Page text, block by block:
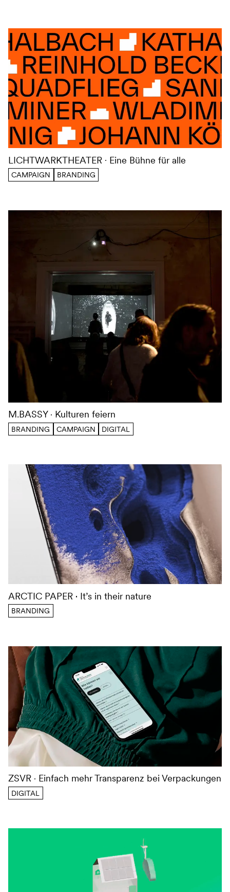
LICHTWARKTHEATER Eine Bühne für alle
CAMPAIGN BRANDING
M.BASSY Kulturen feiern
BRANDING CAMPAIGN DIGITAL
ARCTIC PAPER It’s in their nature
BRANDING
ZSVR Einfach mehr Transparenz bei Verpackungen
DIGITAL